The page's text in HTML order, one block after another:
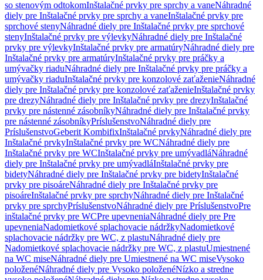
so stenovým odtokomInštalačné prvky pre sprchy a vaneNáhradné
diely pre Inštalačné prvky pre sprchy a vaneInštalačné prvky pre
sprchové stenyNáhradné diely pre Inštalačné prvky pre sprchové
stenyInštalačné prvky pre výlevkyNáhradné diely pre Inštalačné
prvky pre výlevkyInštalačné prvky pre armatúryNáhradné diely pre
Inštalačné prvky pre armatúryInštalačné prvky pre práčky a
umývačky riaduNáhradné diely pre Inštalačné prvky pre práčky a
umývačky riaduInštalačné prvky pre konzolové zaťaženieNáhradné
diely pre Inštalačné prvky pre konzolové zaťaženieInštalačné prvky
pre drezyNáhradné diely pre Inštalačné prvky pre drezyInštalačné
prvky pre nástenné zásobníkyNáhradné diely pre Inštalačné prvky
pre nástenné zásobníkyPríslušenstvoNáhradné diely pre
PríslušenstvoGeberit KombifixInštalačné prvkyNáhradné diely pre
Inštalačné prvkyInštalačné prvky pre WCNáhradné diely pre
Inštalačné prvky pre WCInštalačné prvky pre umývadláNáhradné
diely pre Inštalačné prvky pre umývadláInštalačné prvky pre
bidetyNáhradné diely pre Inštalačné prvky pre bidetyInštalačné
prvky pre pisoáreNáhradné diely pre Inštalačné prvky pre
pisoáreInštalačné prvky pre sprchyNáhradné diely pre Inštalačné
prvky pre sprchyPríslušenstvoNáhradné diely pre PríslušenstvoPre
inštalačné prvky pre WCPre upevneniaNáhradné diely pre Pre
upevneniaNadomietkové splachovacie nádržkyNadomietkové
splachovacie nádržky pre WC, z plastuNáhradné diely pre
Nadomietkové splachovacie nádržky pre WC, z plastuUmiestnené
na WC miseNáhradné diely pre Umiestnené na WC miseVysoko
položenéNáhradné diely pre Vysoko položenéNízko a stredne